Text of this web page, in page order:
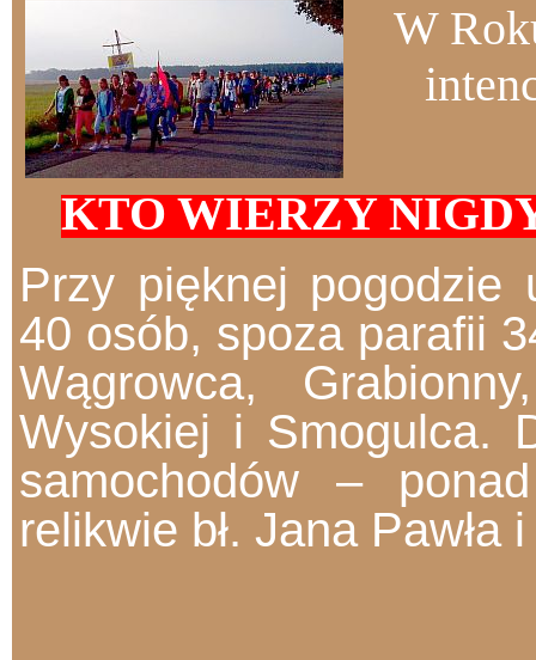
W
KTO WIERZY
Przy pięknej pogodzie
40 osób, spoza parafii
Wągrowca,
Wysokiej i Smogulca.
samochodów –
relikwie bł. Jana